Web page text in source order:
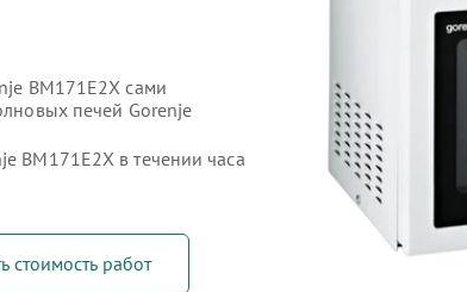
BM171E2X сами
печей Gorenje
BM171E2X в течении часа
стоимость работ